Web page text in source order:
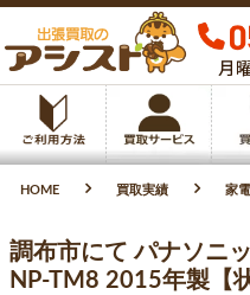
HOME 買取実績 家
調布市にて パナソニ
NP-TM8 2015年製【